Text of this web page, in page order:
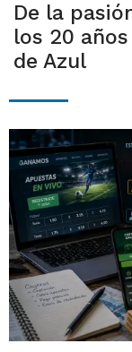
De la
los 20
de Azul